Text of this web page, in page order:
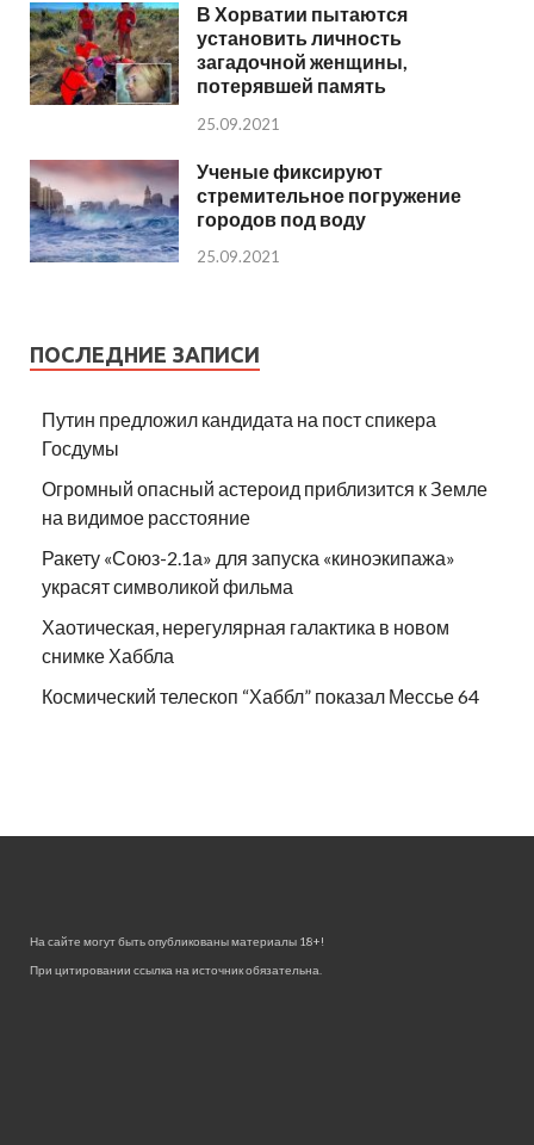
В Хорватии пытаются
установить личность
загадочной женщины,
потерявшей память
25.09.2021
Ученые фиксируют
стремительное погружение
городов под воду
25.09.2021
ПОСЛЕДНИЕ ЗАПИСИ
Путин предложил кандидата на пост спикера
Госдумы
Огромный опасный астероид приблизится к Земле
на видимое расстояние
Ракету «Союз-2.1а» для запуска «киноэкипажа»
украсят символикой фильма
Хаотическая, нерегулярная галактика в новом
снимке Хаббла
Космический телескоп “Хаббл” показал Мессье 64
На сайте могут быть опубликованы материалы 18+!
При цитировании ссылка на источник обязательна.